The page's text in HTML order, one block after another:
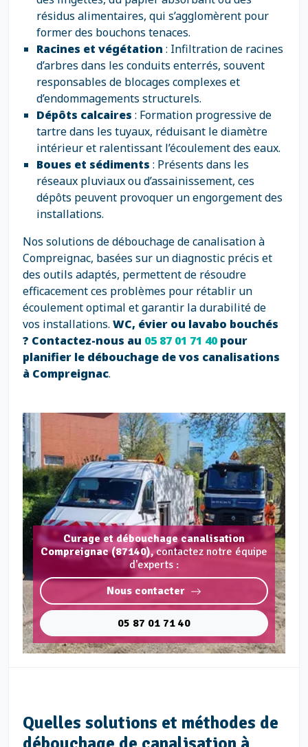
résidus alimentaires, qui s’agglomèrent pour
former des bouchons tenaces.
Racines et végétation : Infiltration de racines
d’arbres dans les conduits enterrés, souvent
responsables de blocages complexes et
d’endommagements structurels.
Dépôts calcaires : Formation progressive de
tartre dans les tuyaux, réduisant le diamètre
intérieur et ralentissant l’écoulement des eaux.
Boues et sédiments : Présents dans les
réseaux pluviaux ou d’assainissement, ces
dépôts peuvent provoquer un engorgement des
installations.
Nos solutions de débouchage de canalisation à
Compreignac, basées sur un diagnostic précis et
des outils adaptés, permettent de résoudre
efficacement ces problèmes pour rétablir un
écoulement optimal et garantir la durabilité de
vos installations. WC, évier ou lavabo bouchés
? Contactez-nous au 05 87 01 71 40pour
planifier le débouchage de vos canalisations
à Compreignac.
Curage et débouchage canalisation
Compreignac (87140),contactez notre équipe
d'experts :
Nous contacter
05 87 01 71 40
Quelles solutions et méthodes de